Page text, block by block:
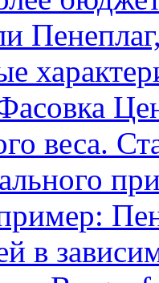
веса.
в